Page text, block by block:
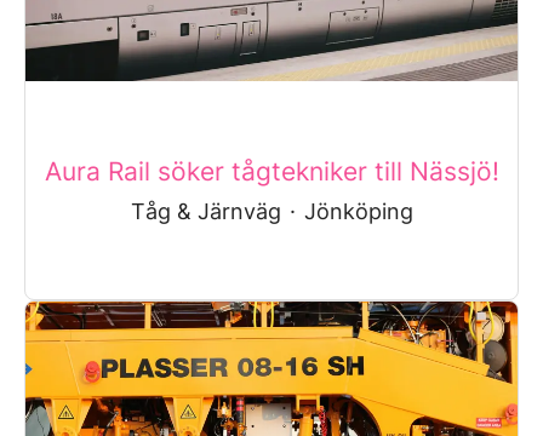
Aura Rail söker tågtekniker till Nässjö!
Tåg & Järnväg · Jönköping